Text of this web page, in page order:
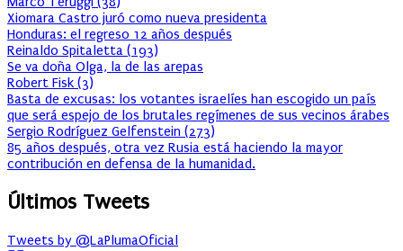
Xiomara Castro juró como nueva presidenta
Honduras: el regreso 12 años después
Reinaldo Spitaletta (193)
Se va doña Olga, la de las arepas
Robert Fisk (3)
Basta de excusas: los votantes israelíes han escogido un país
que será espejo de los brutales regímenes de sus vecinos árabes
Sergio Rodríguez Gelfenstein (273)
85 años después, otra vez Rusia está haciendo la mayor
contribución en defensa de la humanidad.
Últimos Tweets
Tweets by @LaPlumaOficial